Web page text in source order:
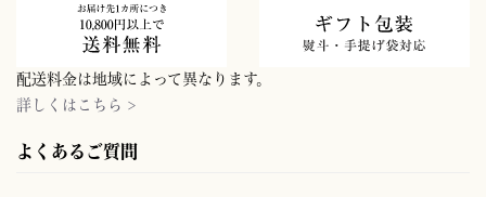
配送料金は地域によって異なります。
詳しくはこちら >
よくあるご質問